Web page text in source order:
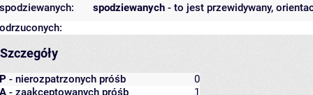
spodziewanych - to jest przewidywany,
spodziewanych:
odrzuconych:
Szczegóły
P - nierozpatrzonych próśb
0
A - zaakceptowanych próśb
1